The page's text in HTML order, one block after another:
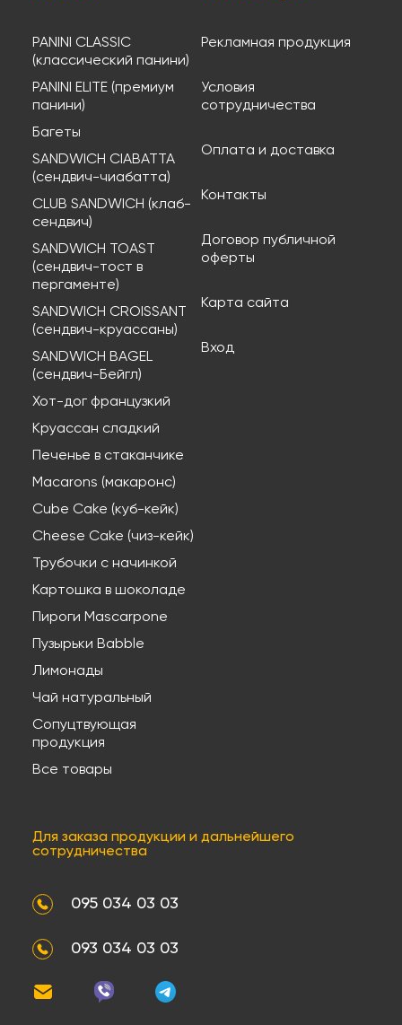
PANINI CLASSIC
(классический панини)
PANINI ELITE (премиум
панини)
Багеты
SANDWICH CIABATTA
(сендвич-чиабатта)
CLUB SANDWICH (клаб-
сендвич)
SANDWICH TOAST
(сендвич-тост в
пергаменте)
SANDWICH CROISSANT
(сендвич-круассаны)
SANDWICH BAGEL
(сендвич-Бейгл)
Хот-дог французкий
Круассан сладкий
Печенье в стаканчике
Macarons (макаронс)
Cube Cake (куб-кейк)
Cheese Cake (чиз-кейк)
Трубочки с начинкой
Картошка в шоколаде
Пироги Mascarpone
Пузырьки Babble
Лимонады
Чай натуральный
Сопуцтвующая
продукция
Все товары
Рекламная продукция
Условия
сотрудничества
Оплата и доставка
Контакты
Договор публичной
оферты
Карта сайта
Вход
Для заказа продукции и дальнейшего
сотрудничества
095 034 03 03
093 034 03 03